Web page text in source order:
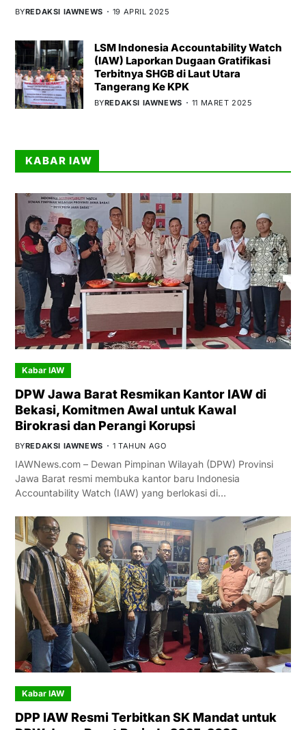
BYREDAKSI IAWNEWS 19 APRIL 2025
LSM Indonesia Accountability Watch
(IAW) Laporkan Dugaan Gratifikasi
Terbitnya SHGB di Laut Utara
Tangerang Ke KPK
BYREDAKSI IAWNEWS 11 MARET 2025
KABAR IAW
Kabar IAW
DPW Jawa Barat Resmikan Kantor IAW di
Bekasi, Komitmen Awal untuk Kawal
Birokrasi dan Perangi Korupsi
BYREDAKSI IAWNEWS 1 TAHUN AGO
IAWNews.com – Dewan Pimpinan Wilayah (DPW) Provinsi
Jawa Barat resmi membuka kantor baru Indonesia
Accountability Watch (IAW) yang berlokasi di…
Kabar IAW
DPP IAW Resmi Terbitkan SK Mandat untuk